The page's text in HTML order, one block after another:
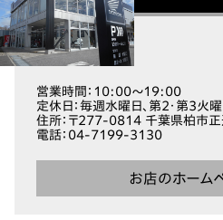
営業時間 ：10:00～19:00
定休日 ：毎週水曜日、第2・第3火
住所：〒277-0814 千葉県柏市
電話：04-7199-3130
お店のホーム